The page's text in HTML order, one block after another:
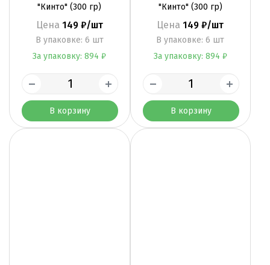
"Кинто" (300 гр)
Цена 149 ₽/шт
B упаковке: 6 шт
За упаковку: 894 ₽
В корзину
"Кинто" (300 гр)
Цена 149 ₽/шт
B упаковке: 6 шт
За упаковку: 894 ₽
В корзину